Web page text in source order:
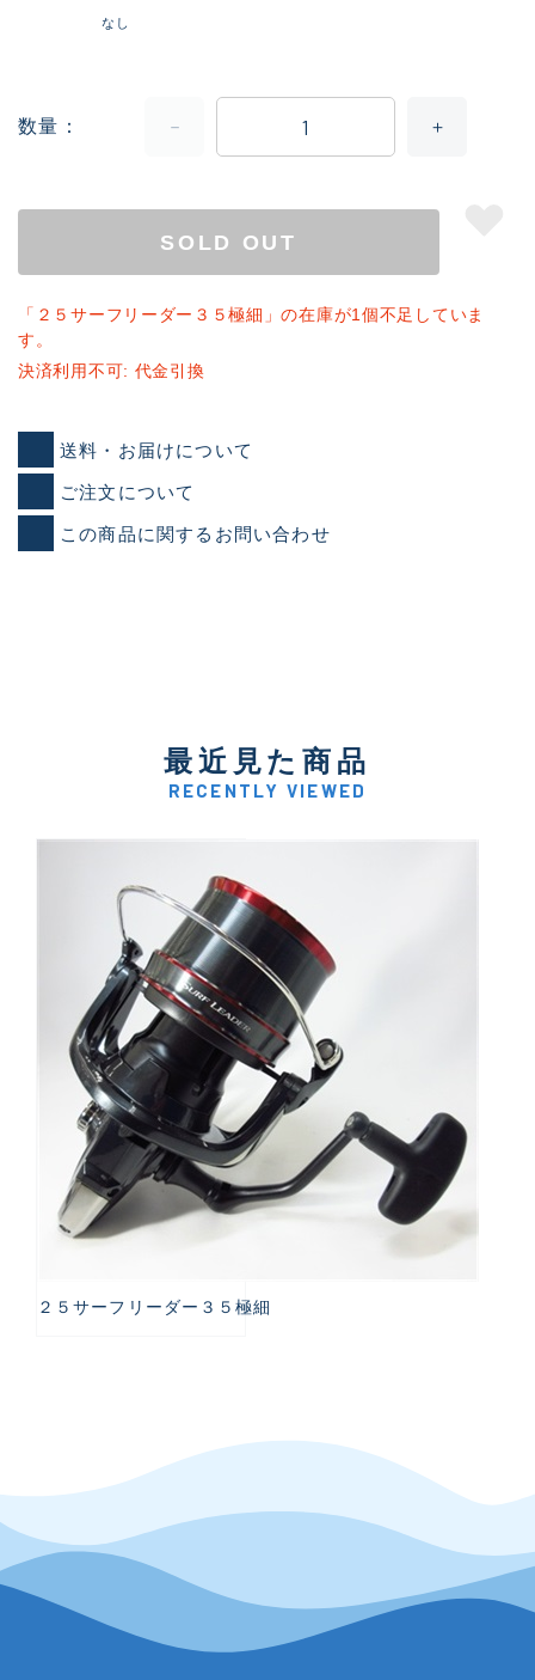
なし
数量
SOLD OUT
「２５サーフリーダー３５極細」の在庫が1個不足していま
す。
決済利用不可: 代金引換
送料・お届けについて
ご注文について
この商品に関するお問い合わせ
最近見た商品
RECENTLY VIEWED
２５サーフリーダー３５極細